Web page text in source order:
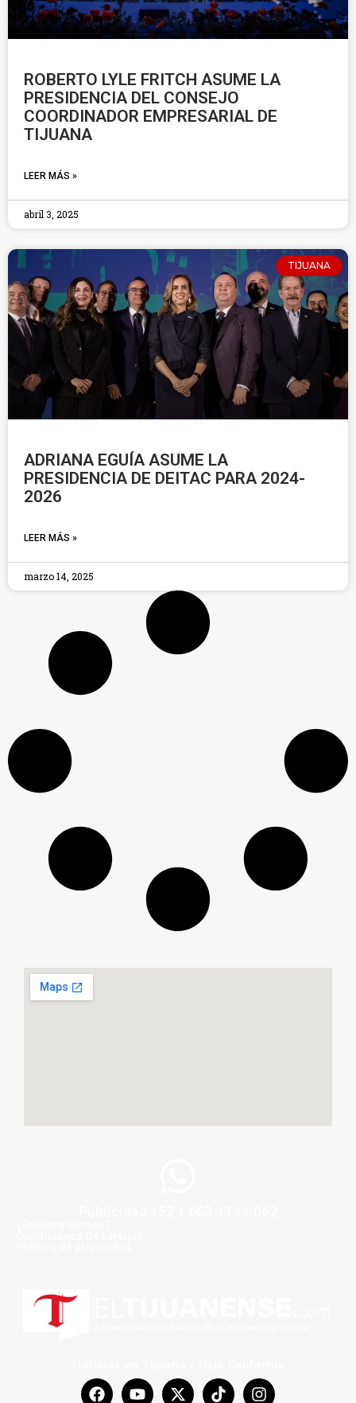
ROBERTO LYLE FRITCH ASUME LA
PRESIDENCIA DEL CONSEJO
COORDINADOR EMPRESARIAL DE
TIJUANA
LEER MÁS »
abril 3, 2025
TIJUANA
ADRIANA EGUÍA ASUME LA
PRESIDENCIA DE DEITAC PARA 2024-
2026
LEER MÁS »
marzo 14, 2025